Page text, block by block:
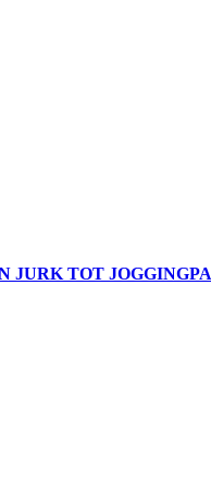
JURK TOT